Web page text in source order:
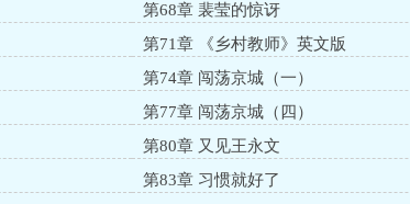
第68章 裴莹的惊讶
第71章 《乡村教师》英文版
第74章 闯荡京城（一）
第77章 闯荡京城（四）
第80章 又见王永文
第83章 习惯就好了